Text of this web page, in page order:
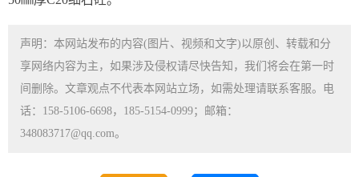
声明：本网站发布的内容(图片、视频和文字)以原创、转载和分
享网络内容为主，如果涉及侵权请尽快告知，我们将会在第一时
间删除。文章观点不代表本网站立场，如需处理请联系客服。电
话：158-5106-6698，185-5154-0999；邮箱：
348083717@qq.com。